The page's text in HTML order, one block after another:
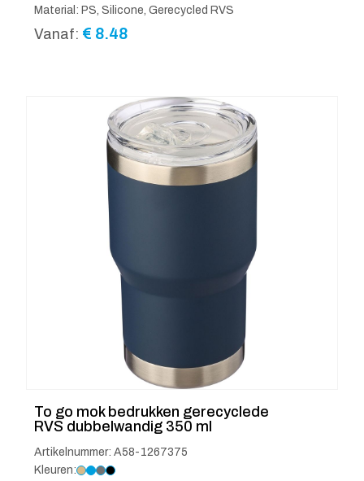
Material: PS, Silicone, Gerecycled RVS
Vanaf: € 8.48
To go mok bedrukken gerecyclede
RVS dubbelwandig 350 ml
Artikelnummer: A58-1267375
Kleuren: